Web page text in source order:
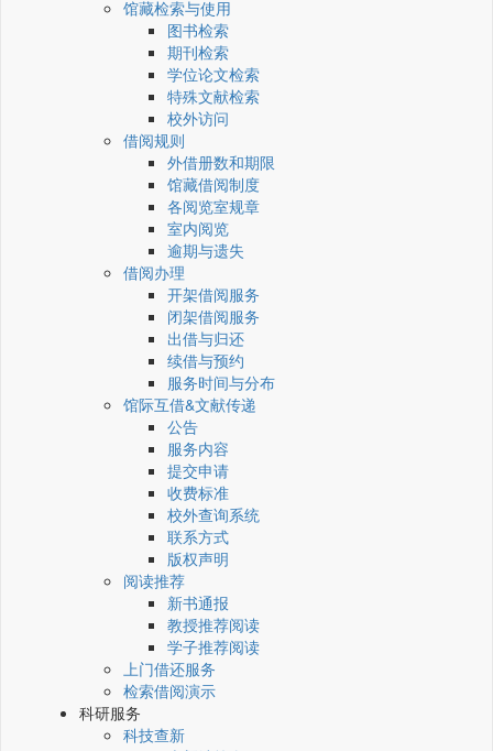
馆藏检索与使用
图书检索
期刊检索
学位论文检索
特殊文献检索
校外访问
借阅规则
外借册数和期限
馆藏借阅制度
各阅览室规章
室内阅览
逾期与遗失
借阅办理
开架借阅服务
闭架借阅服务
出借与归还
续借与预约
服务时间与分布
馆际互借&文献传递
公告
服务内容
提交申请
收费标准
校外查询系统
联系方式
版权声明
阅读推荐
新书通报
教授推荐阅读
学子推荐阅读
上门借还服务
检索借阅演示
科研服务
科技查新